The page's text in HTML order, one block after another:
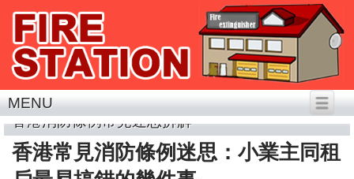
MENU
香港消防條例常見迷思拆解
香港常見消防條例迷思：小業主同租